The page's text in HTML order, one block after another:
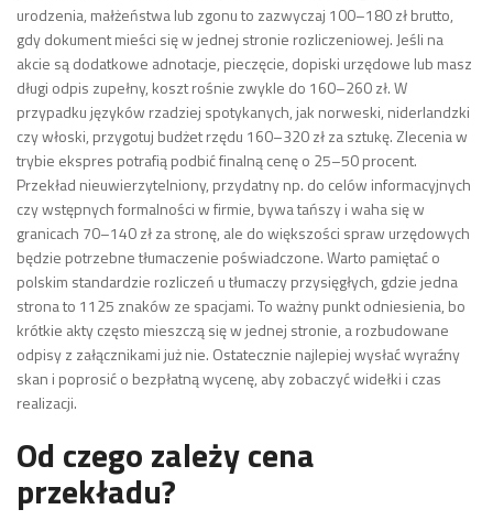
urodzenia, małżeństwa lub zgonu to zazwyczaj 100–180 zł brutto,
gdy dokument mieści się w jednej stronie rozliczeniowej. Jeśli na
akcie są dodatkowe adnotacje, pieczęcie, dopiski urzędowe lub masz
długi odpis zupełny, koszt rośnie zwykle do 160–260 zł. W
przypadku języków rzadziej spotykanych, jak norweski, niderlandzki
czy włoski, przygotuj budżet rzędu 160–320 zł za sztukę. Zlecenia w
trybie ekspres potrafią podbić finalną cenę o 25–50 procent.
Przekład nieuwierzytelniony, przydatny np. do celów informacyjnych
czy wstępnych formalności w firmie, bywa tańszy i waha się w
granicach 70–140 zł za stronę, ale do większości spraw urzędowych
będzie potrzebne tłumaczenie poświadczone. Warto pamiętać o
polskim standardzie rozliczeń u tłumaczy przysięgłych, gdzie jedna
strona to 1125 znaków ze spacjami. To ważny punkt odniesienia, bo
krótkie akty często mieszczą się w jednej stronie, a rozbudowane
odpisy z załącznikami już nie. Ostatecznie najlepiej wysłać wyraźny
skan i poprosić o bezpłatną wycenę, aby zobaczyć widełki i czas
realizacji.
Od czego zależy cena
przekładu?